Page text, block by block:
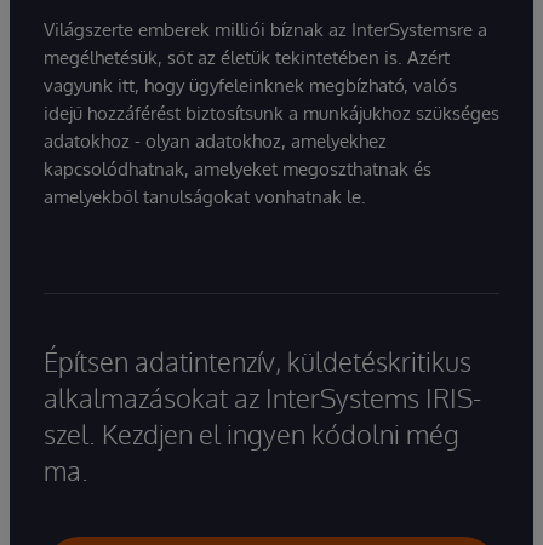
Világszerte emberek milliói bíznak az InterSystemsre a
megélhetésük, sőt az életük tekintetében is. Azért
vagyunk itt, hogy ügyfeleinknek megbízható, valós
idejű hozzáférést biztosítsunk a munkájukhoz szükséges
adatokhoz - olyan adatokhoz, amelyekhez
kapcsolódhatnak, amelyeket megoszthatnak és
amelyekből tanulságokat vonhatnak le.
Építsen adatintenzív, küldetéskritikus
alkalmazásokat az InterSystems IRIS-
szel. Kezdjen el ingyen kódolni még
ma.